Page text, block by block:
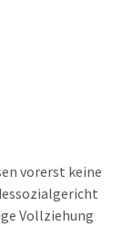
vorerst keine
Vollziehung